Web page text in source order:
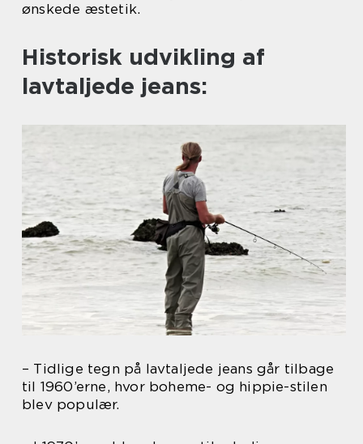
ønskede æstetik.
Historisk udvikling af
lavtaljede jeans:
– Tidlige tegn på lavtaljede jeans går tilbage
til 1960’erne, hvor boheme- og hippie-stilen
blev populær.